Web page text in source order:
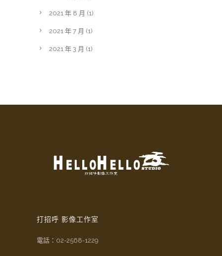
2021 年 8 月 (1)
2021 年 7 月 (1)
2021 年 3 月 (1)
打招呼 影像工作室
電話： 02-2568-1229